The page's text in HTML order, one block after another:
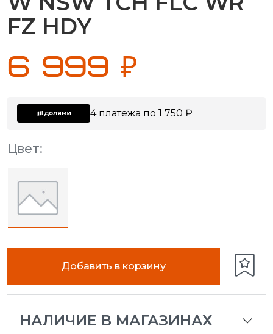
FZ HDY
6 999 ₽
4 платежа по 1 750 ₽
Цвет:
Добавить в корзину
НАЛИЧИЕ В МАГАЗИНАХ